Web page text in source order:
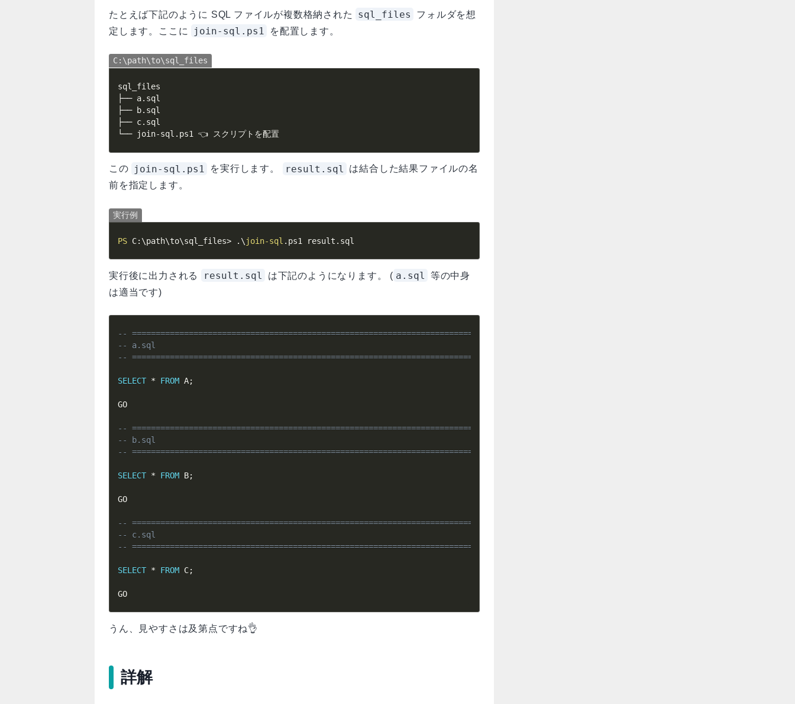
たとえば下記のように SQL ファイルが複数格納された sql_files
フォルダを想
定します。ここに
join-sql.ps1 を配置します。
C:\path\to\sql_files
sql_files
├── a.sql
├── b.sql
├── c.sql
└── join-sql.ps1 👈 スクリプトを配置
この join-sql.ps1 を実行します。 result.sql
は結合した結果ファイルの名
前を指定します。
実行例
PS C:\path\to\sql_files> . \ join-sql . ps1 result . sql
実行後に出力される result.sql は下記のようになります。 ( a.sql
等の中身
は適当です)
-- ====================================================================================================
-- a.sql
-- ====================================================================================================
SELECT * FROM A;
GO
-- ====================================================================================================
-- b.sql
-- ====================================================================================================
SELECT * FROM B;
GO
-- ====================================================================================================
-- c.sql
-- ====================================================================================================
SELECT * FROM C;
GO
うん、見やすさは及第点ですね👌
詳解